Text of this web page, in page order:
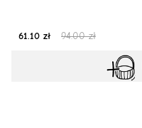
61.10 zł 94.00 zł